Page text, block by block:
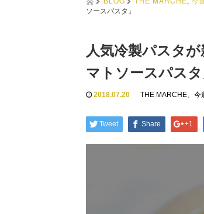
ソースパスタ」
人気冷製パスタ
マトソースパスタ
2018.07.20 THE MARCHE、 今
Tweet Share +1